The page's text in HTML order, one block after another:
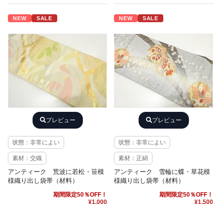
NEW SALE
プレビュー
状態：非常によい
素材：交織
アンティーク 荒波に若松・笹模
様織り出し袋帯（材料）
期間限定50％OFF！
¥1,000
NEW SALE
プレビュー
状態：非常によい
素材：正絹
アンティーク 雪輪に蝶・草花模
様織り出し袋帯（材料）
期間限定50％OFF！
¥1,500